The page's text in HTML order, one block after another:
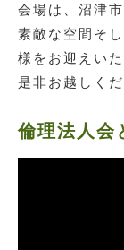
会場は、沼津
素敵な空間そ
様をお迎えいた
是非お越しくだ
倫理法人会